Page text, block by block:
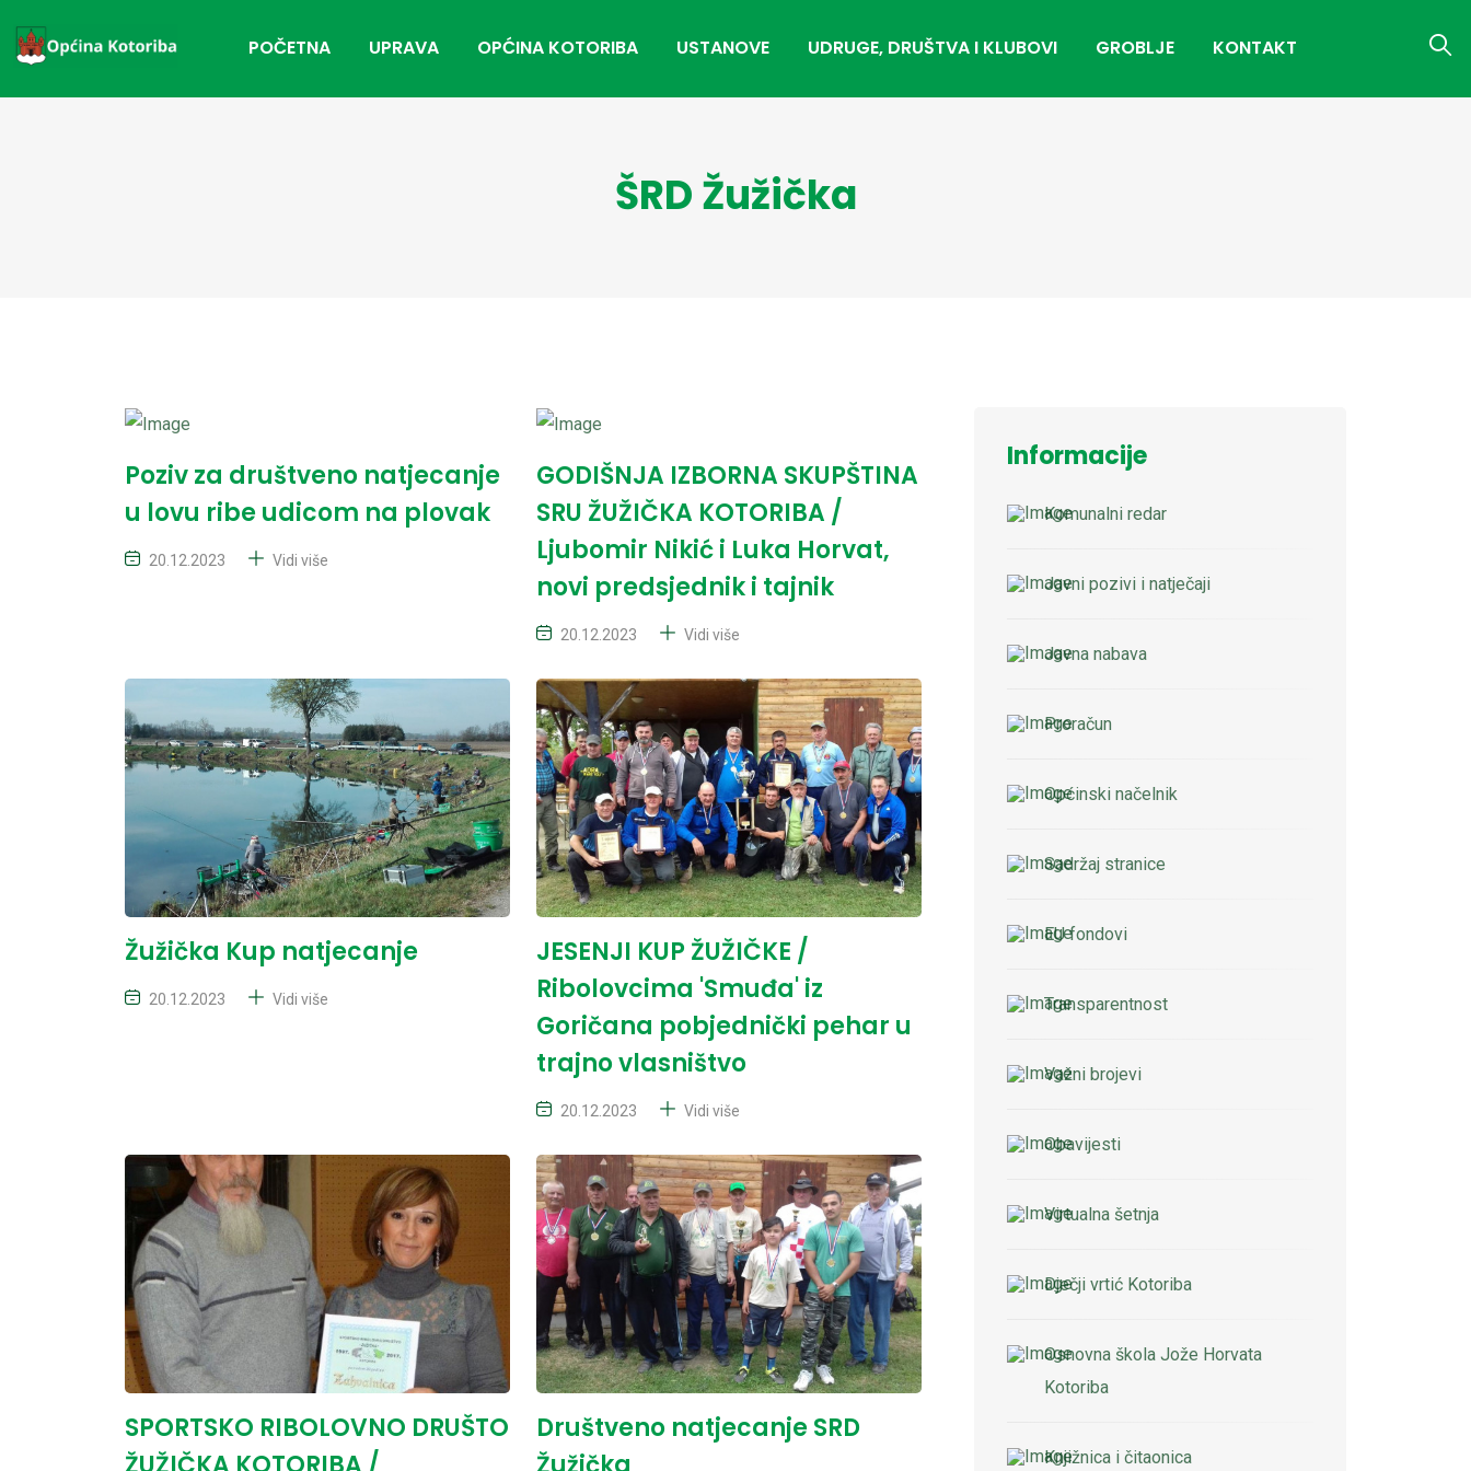
POČETNA UPRAVA OPĆINA KOTORIBA USTANOVE UDRUGE, DRUŠTVA I KLUBOVI GROBLJE KONTAKT
ŠRD Žužička
Poziv za društveno natjecanje
u lovu ribe udicom na plovak
20.12.2023 Vidi više
GODIŠNJA IZBORNA SKUPŠTINA
SRU ŽUŽIČKA KOTORIBA /
Ljubomir Nikić i Luka Horvat,
novi predsjednik i tajnik
20.12.2023 Vidi više
Žužička Kup natjecanje
20.12.2023 Vidi više
JESENJI KUP ŽUŽIČKE /
Ribolovcima 'Smuđa' iz
Goričana pobjednički pehar u
trajno vlasništvo
20.12.2023 Vidi više
SPORTSKO RIBOLOVNO DRUŠTO
Društveno natjecanje SRD
Informacije
Komunalni redar
Javni pozivi i natječaji
Javna nabava
Proračun
Općinski načelnik
Sadržaj stranice
EU fondovi
Transparentnost
Važni brojevi
Obavijesti
Virtualna šetnja
Dječji vrtić Kotoriba
Osnovna škola Jože Horvata
Kotoriba
Knjižnica i čitaonica